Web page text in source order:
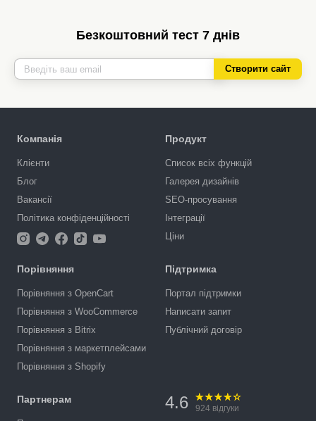
Безкоштовний тест 7 днів
Створити сайт
Компанія
Клієнти
Блог
Вакансії
Політика конфіденційності
Продукт
Список всіх функцій
Галерея дизайнів
SEO-просування
Інтеграції
Ціни
Порівняння
Порівняння з OpenCart
Порівняння з WooCommerce
Порівняння з Bitrix
Порівняння з маркетплейсами
Порівняння з Shopify
Підтримка
Портал підтримки
Написати запит
Публічний договір
Партнерам 4.6 924 відгуки